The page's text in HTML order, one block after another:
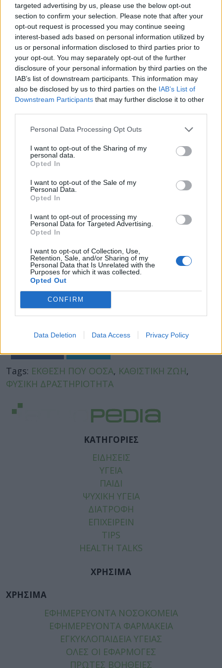
targeted advertising by us, please use the below opt-out
section to confirm your selection. Please note that after your
opt-out request is processed you may continue seeing
interest-based ads based on personal information utilized by
us or personal information disclosed to third parties prior to
your opt-out. You may separately opt-out of the further
disclosure of your personal information by third parties on the
IAB’s list of downstream participants. This information may
also be disclosed by us to third parties on the IAB’s List of
Downstream Participants that may further disclose it to other
Personal Data Processing Opt Outs
I want to opt-out of the Sharing of my
personal data.
Opted In
I want to opt-out of the Sale of my
Personal Data.
Opted In
I want to opt-out of processing my
Personal Data for Targeted Advertising.
Opted In
I want to opt-out of Collection, Use,
Retention, Sale, and/or Sharing of my
Personal Data that Is Unrelated with the
Purposes for which it was collected.
Opted Out
CONFIRM
Data Deletion Data Access Privacy Policy
Μειώθηκε και λόγω πανδημίας
Η έκθεση αποκαλύπτει επίσης ότι η φυσική
δραστηριότητα στην ΕΕ μειώθηκε σημαντικά και
λόγω της πανδημίας.
Σχετική πανευρωπαϊκή έρευνα (ευρωβαρόμετρο)
ανακοινώθηκε το φθινόπωρο του 2022.
Σύμφωνα με αυτήν, το 34% των ερωτηθέντων
έχουν σταματήσει κάθε φυσική δραστηριότητα.
Υπό αυτό το πρίσμα, η έκθεση προτείνει λήψη
μέτρων σε πανευρωπαϊκό επίπεδο για να
αντιστραφεί αυτή η ανησυχητική τάση.
Φωτογραφία: iStock
Tags: ΕΚΘΕΣΗ ΠΟΥ ΟΟΣΑ, ΚΑΘΙΣΤΙΚΗ ΖΩΗ,
ΦΥΣΙΚΗ ΔΡΑΣΤΗΡΙΟΤΗΤΑ
ΚΑΤΗΓΟΡΙΕΣ
ΕΙΔΗΣΕΙΣ
ΥΓΕΙΑ
ΠΑΙΔΙ
ΨΥΧΙΚΗ ΥΓΕΙΑ
ΔΙΑΤΡΟΦΗ
ΕΠΙΧΕΙΡΕΙΝ
TIPS
HEALTH TALKS
ΧΡΗΣΙΜΑ
ΧΡΗΣΙΜΑ
ΕΦΗΜΕΡΕΥΟΝΤΑ ΝΟΣΟΚΟΜΕΙΑ
ΕΦΗΜΕΡΕΥΟΝΤΑ ΦΑΡΜΑΚΕΙΑ
ΕΓΚΥΚΛΟΠΑΙΔΕΙΑ ΥΓΕΙΑΣ
ΟΛΕΣ ΟΙ ΕΦΑΡΜΟΓΕΣ
ΠΡΩΤΕΣ ΒΟΗΘΕΙΕΣ